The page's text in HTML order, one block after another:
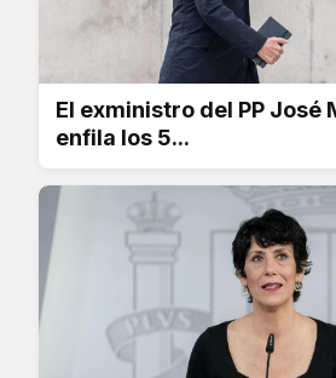
El exministro del PP José
enfila los 5...